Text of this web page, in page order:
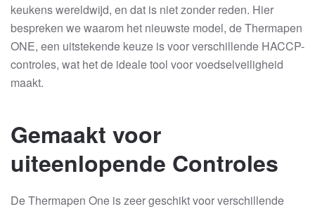
keukens wereldwijd, en dat is niet zonder reden. Hier
bespreken we waarom het nieuwste model, de Thermapen
ONE, een uitstekende keuze is voor verschillende HACCP-
controles, wat het de ideale tool voor voedselveiligheid
maakt.
Gemaakt voor
uiteenlopende Controles
De Thermapen One is zeer geschikt voor verschillende